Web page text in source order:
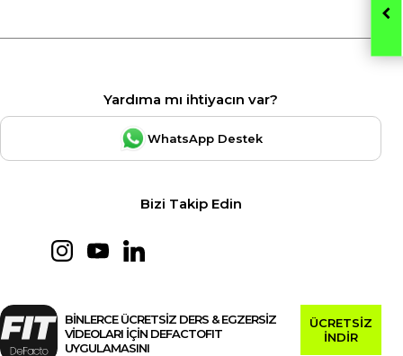
Yardıma mı ihtiyacın var?
WhatsApp Destek
Bizi Takip Edin
BİNLERCE ÜCRETSİZ DERS & EGZERSİZ
VİDEOLARI İÇİN DEFACTOFIT
UYGULAMASINI
ÜCRETSİZ
İNDİR